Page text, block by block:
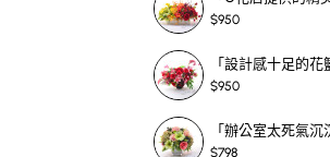
$950
$950
$798